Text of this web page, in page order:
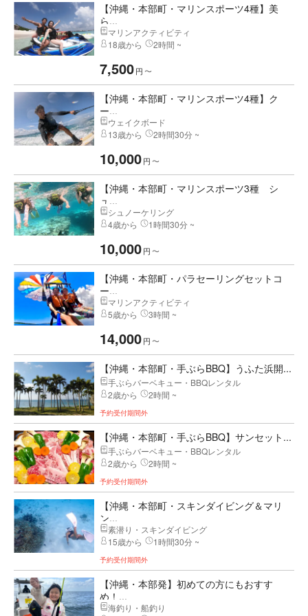
【沖縄・本部町・マリンスポーツ4種】美
ら...
マリンアクティビティ
18歳から
2時間 ~
7,500円 〜
【沖縄・本部町・マリンスポーツ4種】ク
ー...
ウェイクボード
13歳から
2時間30分 ~
10,000円 〜
【沖縄・本部町・マリンスポーツ3種 シ
ュ...
シュノーケリング
4歳から
1時間30分 ~
10,000円 〜
【沖縄・本部町・パラセーリングセットコ
ー...
マリンアクティビティ
5歳から
3時間 ~
14,000円 〜
【沖縄・本部町・手ぶらBBQ】うふた浜開...
手ぶらバーベキュー・BBQレンタル
2歳から
2時間 ~
予約受付期間外
【沖縄・本部町・手ぶらBBQ】サンセット...
手ぶらバーベキュー・BBQレンタル
2歳から
2時間 ~
予約受付期間外
【沖縄・本部町・スキンダイビング＆マリ
ン...
素潜り・スキンダイビング
15歳から
1時間30分 ~
予約受付期間外
【沖縄・本部発】初めての方にもおすす
め！...
海釣り・船釣り